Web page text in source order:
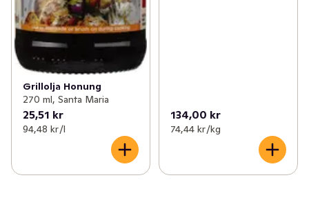
Grillolja Honung
270 ml, Santa Maria
25,51 kr
94,48 kr /l
134,00 kr
74,44 kr /kg